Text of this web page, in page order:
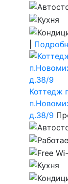
Коттедж
д.38/9